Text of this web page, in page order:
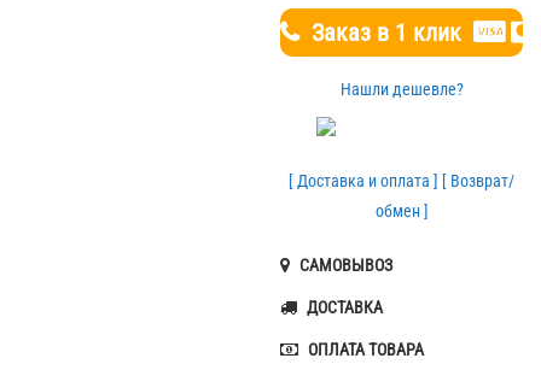
Заказ в 1 клик
Нашли дешевле?
[ Доставка и оплата ] [ Возврат/
обмен ]
САМОВЫВОЗ
ДОСТАВКА
ОПЛАТА ТОВАРА